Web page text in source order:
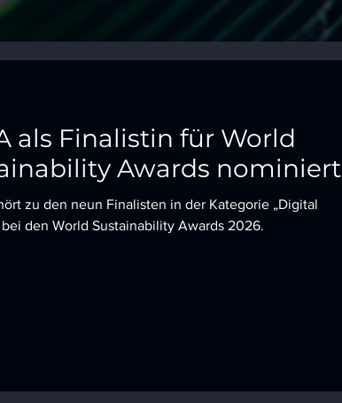
als Finalistin für World
Awards nominiert
zu den neun Finalisten in der Kategorie „Digital
bei den World Sustainability Awards 2026.